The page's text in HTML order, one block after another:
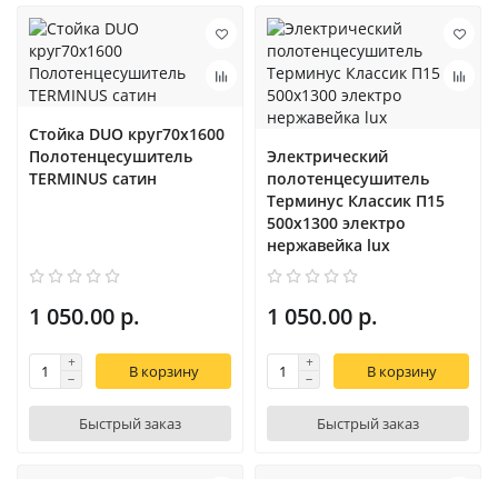
Стойка DUO круг70х1600
Полотенцесушитель
TERMINUS сатин
1 050.00 р.
В корзину
Быстрый заказ
Электрический
полотенцесушитель
Терминус Классик П15
500х1300 электро
нержавейка lux
1 050.00 р.
В корзину
Быстрый заказ